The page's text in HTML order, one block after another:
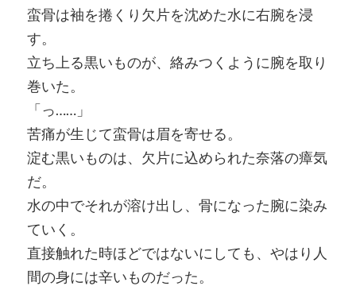
蛮骨は袖を捲くり欠片を沈めた水に右腕を浸
す。
立ち上る黒いものが、絡みつくように腕を取り
巻いた。
「っ……」
苦痛が生じて蛮骨は眉を寄せる。
淀む黒いものは、欠片に込められた奈落の瘴気
だ。
水の中でそれが溶け出し、骨になった腕に染み
ていく。
直接触れた時ほどではないにしても、やはり人
間の身には辛いものだった。